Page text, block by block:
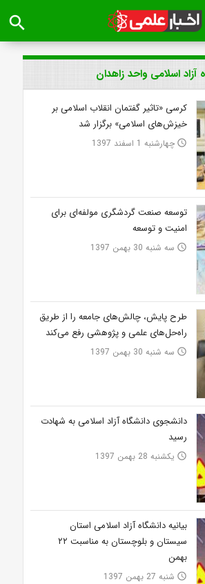
search
آزاد اسلامی واحد زاهدان
کرسی «تاثیر گفتمان انقلاب اسلامی بر
خیزش‌های اسلامی» برگزار شد
access_time چهارشنبه 1 اسفند 1397
توسعه صنعت گردشگری مولفه‌ای برای
امنیت و توسعه
access_time سه شنبه 30 بهمن 1397
طرح پایش، چالش‌های جامعه را از طریق
راه‌حل‌های علمی و پژوهشی رفع می‌کند
access_time سه شنبه 30 بهمن 1397
دانشجوی دانشگاه آزاد اسلامی به شهادت
رسید
access_time یکشنبه 28 بهمن 1397
بیانیه دانشگاه آزاد اسلامی استان
سیستان و بلوچستان به مناسبت ۲۲
بهمن
access_time شنبه 27 بهمن 1397